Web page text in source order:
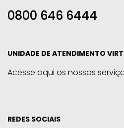
0800 646 6444
UNIDADE DE ATENDIMENTO
Acesse aqui os nossos
REDES SOCIAIS